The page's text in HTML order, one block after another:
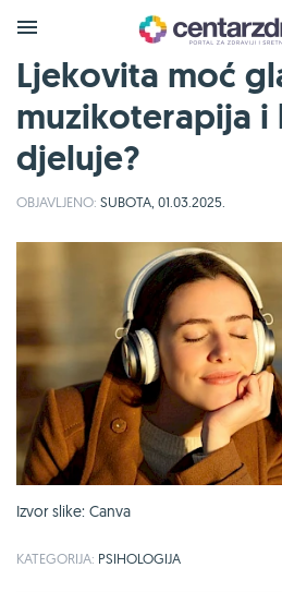
Ljekovita moć
muzikoterapija i
djeluje?
OBJAVLJENO: SUBOTA, 01.03.2025.
Izvor slike: Canva
KATEGORIJA: PSIHOLOGIJA